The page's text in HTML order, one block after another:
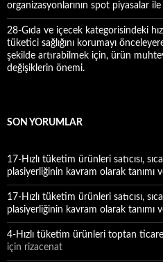
organizasyonlarının spot piyasalar
28-Gıda ve içecek kategorisindeki
tüketici sağlığını korumayı
şekilde artırabilmek için, ürün
değişiklerin önemi.
SON YORUMLAR
17-Hızlı tüketim ürünleri satıcısı,
plasiyerliğinin kavram olarak tanımı
17-Hızlı tüketim ürünleri satıcısı,
plasiyerliğinin kavram olarak tanımı
4-Hızlı tüketim ürünleri toptan
için rizacenat